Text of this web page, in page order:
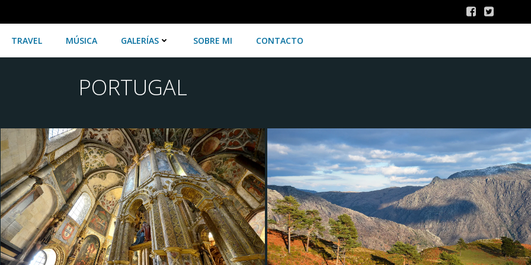
TRAVEL MÚSICA GALERÍAS SOBRE MI CONTACTO
PORTUGAL